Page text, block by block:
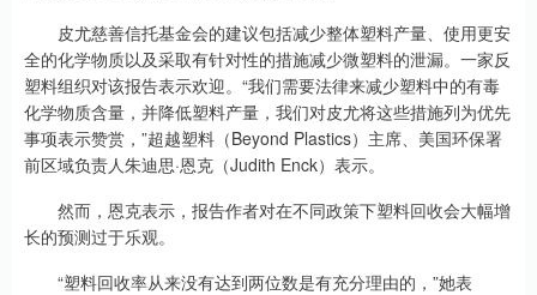
皮尤慈善信托基金会的建议包括减少整体塑料产量、使用更安
全的化学物质以及采取有针对性的措施减少微塑料的泄漏。一家反
塑料组织对该报告表示欢迎。“我们需要法律来减少塑料中的有毒
化学物质含量，并降低塑料产量，我们对皮尤将这些措施列为优先
事项表示赞赏，”超越塑料（Beyond Plastics）主席、美国环保署
前区域负责人朱迪思·恩克（Judith Enck）表示。
然而，恩克表示，报告作者对在不同政策下塑料回收会大幅增
长的预测过于乐观。
“塑料回收率从来没有达到两位数是有充分理由的，”她表